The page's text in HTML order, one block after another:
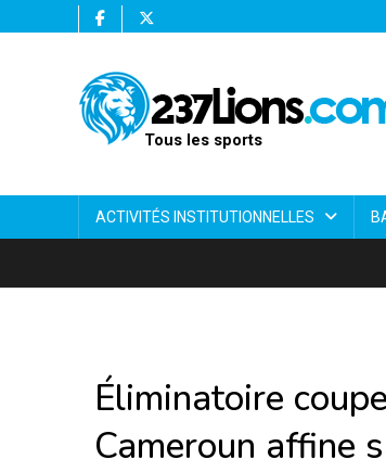
Tous les sports
ACTIVITÉS INSTITUTIONNELLES
Éliminatoire
Cameroun affine